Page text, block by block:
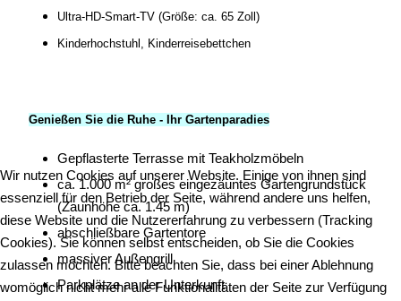
Ultra-HD-Smart-TV (Größe: ca. 65 Zoll)
Kinderhochstuhl, Kinderreisebettchen
Genießen Sie die Ruhe - Ihr Gartenparadies
Gepflasterte Terrasse mit Teakholzmöbeln
ca. 1.000 m² großes eingezäuntes Gartengrundstück
(Zaunhöhe ca. 1.45 m)
abschließbare Gartentore
massiver Außengrill
Parkplätze an der Unterkunft
Wir nutzen Cookies auf unserer Website. Einige von ihnen sind
essenziell für den Betrieb der Seite, während andere uns helfen,
diese Website und die Nutzererfahrung zu verbessern (Tracking
Cookies). Sie können selbst entscheiden, ob Sie die Cookies
zulassen möchten. Bitte beachten Sie, dass bei einer Ablehnung
womöglich nicht mehr alle Funktionalitäten der Seite zur Verfügung